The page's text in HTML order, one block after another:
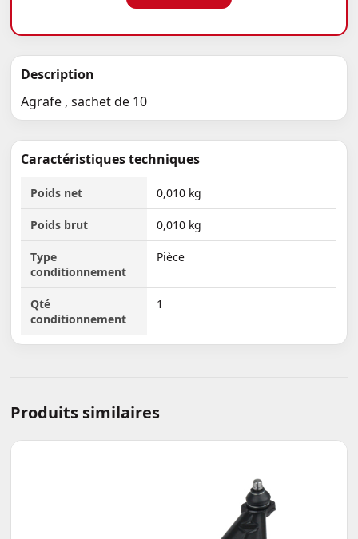
Description
Agrafe , sachet de 10
Caractéristiques techniques
Poids net 0,010 kg
Poids brut 0,010 kg
Type
conditionnement
Pièce
Qté
conditionnement
1
Produits similaires